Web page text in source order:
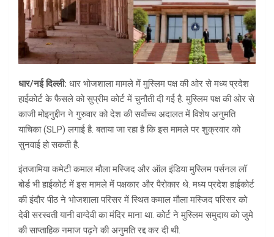
धार/नई दिल्ली: धार भोजशाला मामले में मुस्लिम पक्ष की ओर से मध्य प्रदेश
हाईकोर्ट के फैसले को सुप्रीम कोर्ट में चुनौती दी गई है. मुस्लिम पक्ष की ओर से
काजी मोइनुद्दीन ने गुरुवार को देश की सर्वोच्च अदालत में विशेष अनुमति
याचिका (SLP) लगाई है. बताया जा रहा है कि इस मामले पर शुक्रवार को
सुनवाई हो सकती है.
इंतजामिया कमेटी कमाल मौला मस्जिद और ऑल इंडिया मुस्लिम पर्सनल लॉ
बोर्ड भी हाईकोर्ट में इस मामले में पक्षकार और पैरोकार थे. मध्य प्रदेश हाईकोर्ट
की इंदौर पीठ ने भोजशाला परिसर में स्थित कमाल मौला मस्जिद परिसर को
देवी सरस्वती यानी वाग्देवी का मंदिर माना था. कोर्ट ने मुस्लिम समुदाय को जुमे
की साप्ताहिक नमाज पढ़ने की अनुमति रद्द कर दी थी.